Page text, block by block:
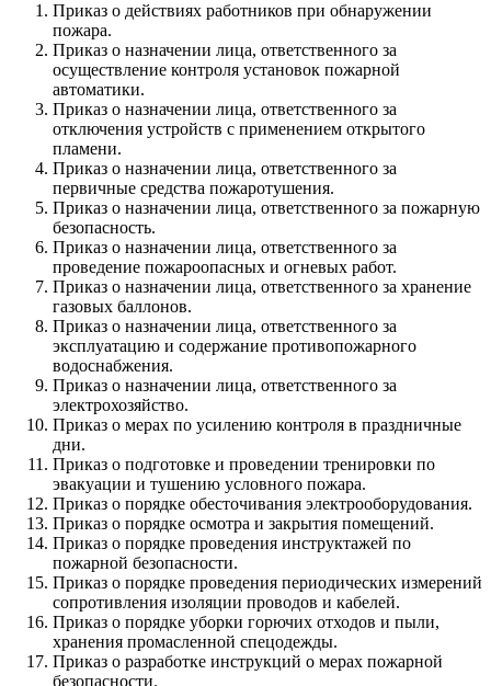
Приказ о действиях работников при обнаружении
пожара.
Приказ о назначении лица, ответственного за
осуществление контроля установок пожарной
автоматики.
Приказ о назначении лица, ответственного за
отключения устройств с применением открытого
пламени.
Приказ о назначении лица, ответственного за
первичные средства пожаротушения.
Приказ о назначении лица, ответственного за пожарную
безопасность.
Приказ о назначении лица, ответственного за
проведение пожароопасных и огневых работ.
Приказ о назначении лица, ответственного за хранение
газовых баллонов.
Приказ о назначении лица, ответственного за
эксплуатацию и содержание противопожарного
водоснабжения.
Приказ о назначении лица, ответственного за
электрохозяйство.
Приказ о мерах по усилению контроля в праздничные
дни.
Приказ о подготовке и проведении тренировки по
эвакуации и тушению условного пожара.
Приказ о порядке обесточивания электрооборудования.
Приказ о порядке осмотра и закрытия помещений.
Приказ о порядке проведения инструктажей по
пожарной безопасности.
Приказ о порядке проведения периодических измерений
сопротивления изоляции проводов и кабелей.
Приказ о порядке уборки горючих отходов и пыли,
хранения промасленной спецодежды.
Приказ о разработке инструкций о мерах пожарной
безопасности.